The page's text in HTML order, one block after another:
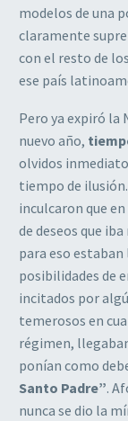
modelos de una
claramente
con el resto de los
ese país
Pero ya expiró la
nuevo año,
olvidos
tiempo de
inculcaron que
de deseos que
para eso estaban
posibilidades de
incitados por
temerosos en
régimen,
ponían como
Santo Padre”.
nunca se dio la